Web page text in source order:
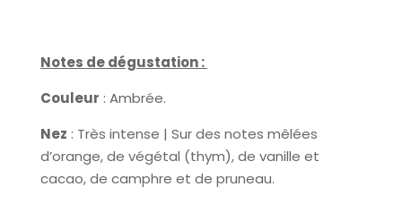
Notes de dégustation :
Couleur : Ambrée.
Nez : Très intense | Sur des notes mêlées
d’orange, de végétal (thym), de vanille et
cacao, de camphre et de pruneau.